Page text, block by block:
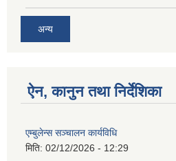
अन्य
ऐन, कानुन तथा निर्देशिका
एम्बुलेन्स सञ्चालन कार्यविधि
मिति: 02/12/2026 - 12:29